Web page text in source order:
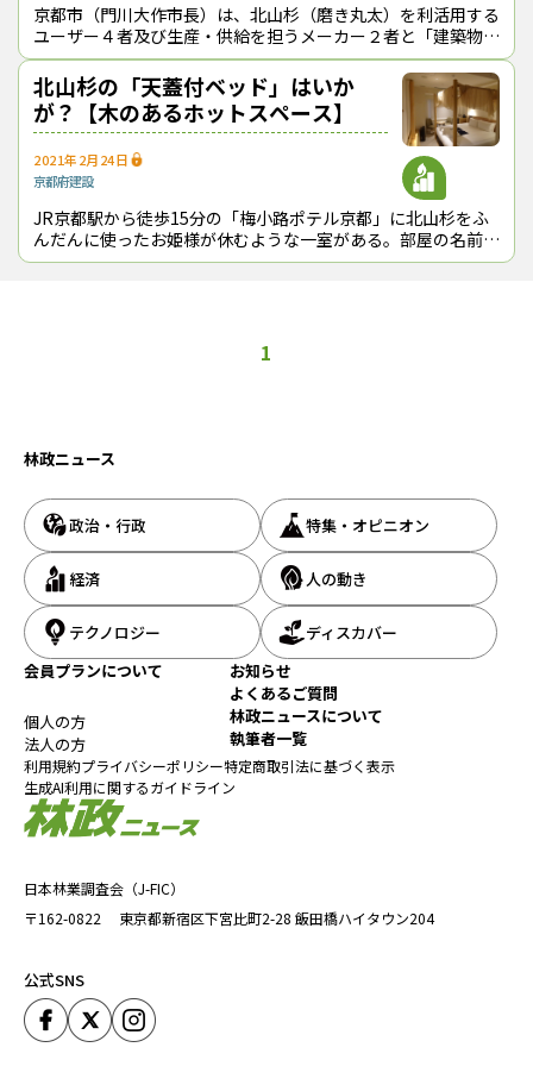
京都市（門川大作市長）は、北山杉（磨き丸太）を利活用する
ユーザー４者及び生産・供給を担うメーカー２者と「建築物等
における北山杉の利用促進協定」を８月23日に締結した。北
山杉の出荷量はピーク時から95
北山杉の「天蓋付ベッド」はいか
が？【木のあるホットスペース】
2021年2月24日
京都府建設
JR京都駅から徒歩15分の「梅小路ポテル京都」に北山杉をふ
んだんに使ったお姫様が休むような一室がある。部屋の名前
は、aeruアエル) room「北山杉の部屋」。室内には、京都北
1
日本林業調査会（J-FIC）
〒162-0822
東京都新宿区下宮比町2-28 飯田橋ハイタウン204
公式SNS
林政ニュース
政治・行政 特集・オピニオン
経済 人の動き
テクノロジー
ディスカバー
会員プランについて
個人の方
法人の方
お知らせ
よくあるご質問
林政ニュースについて
執筆者一覧
利用規約プライバシーポリシー特定商取引法に基づく表示
生成AI利用に関するガイドライン